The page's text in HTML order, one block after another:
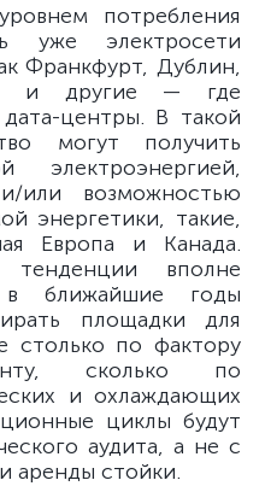
потребления
уже электросети
Франкфурт, Дублин,
и другие — где
центры. В такой
могут получить
или возможностью
энергетики, такие,
Европа и Канада.
тенденции вполне
ближайшие годы
площадки для
столько по фактору
сколько по
и охлаждающих
циклы будут
аудита, а не с
аренды стойки.